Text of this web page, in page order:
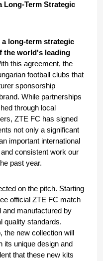
Long-Term Strategic
long-term strategic
the world's leading
this agreement, the
football clubs that
sponsorship
While partnerships
through local
ZTE FC has signed
not only a significant
important international
consistent work our
past year.
on the pitch. Starting
official ZTE FC match
and manufactured by
quality standards.
new collection will
its unique design and
that these new kits